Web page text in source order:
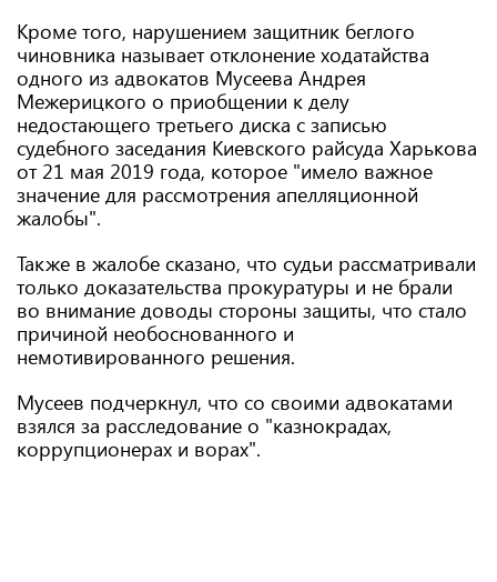
Кроме того, нарушением защитник беглого
чиновника называет отклонение ходатайства
одного из адвокатов Мусеева Андрея
Межерицкого о приобщении к делу
недостающего третьего диска с записью
судебного заседания Киевского райсуда Харькова
от 21 мая 2019 года, которое "имело важное
значение для рассмотрения апелляционной
жалобы".
Также в жалобе сказано, что судьи рассматривали
только доказательства прокуратуры и не брали
во внимание доводы стороны защиты, что стало
причиной необоснованного и
немотивированного решения.
Мусеев подчеркнул, что со своими адвокатами
взялся за расследование о "казнокрадах,
коррупционерах и ворах".